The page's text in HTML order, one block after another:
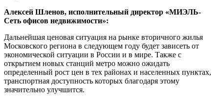
Алексей Шленов, исполнительный директор «МИЭЛЬ-
Сеть офисов недвижимости»:
Дальнейшая ценовая ситуация на рынке вторичного жилья
Московского региона в следующем году будет зависеть от
экономической ситуации в России и в мире. Также с
открытием новых станций метро можно ожидать
определенный рост цен в тех районах и населенных пунктах,
транспортная доступность которых благодаря этому
значительно улучшится.